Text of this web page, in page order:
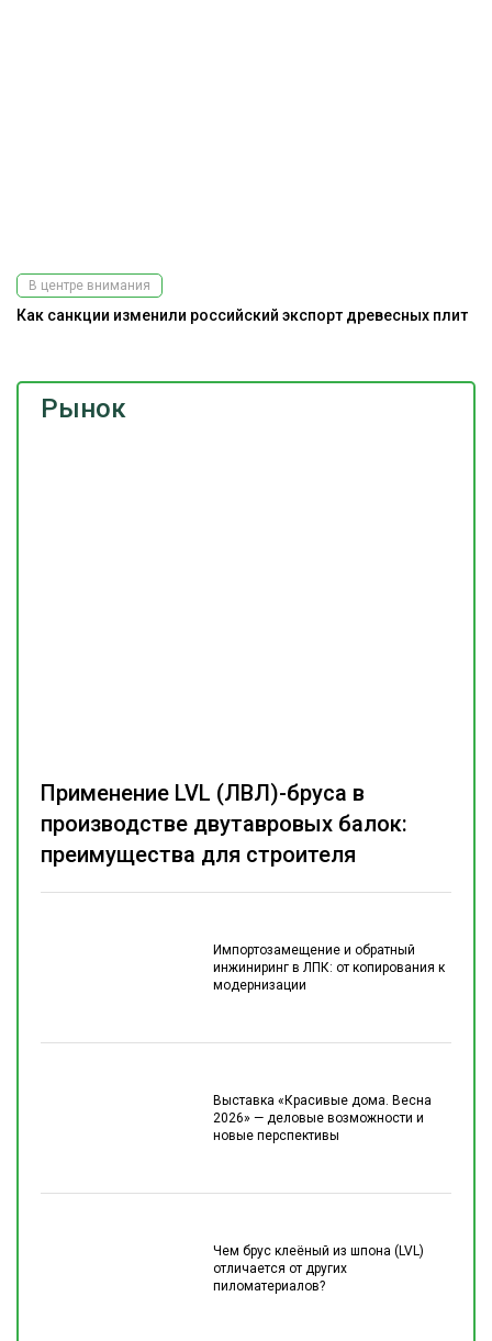
Рынок
Импортозамещение и обратный
инжиниринг в ЛПК: от копирования к
модернизации
Выставка «Красивые дома. Весна
2026» — деловые возможности и
новые перспективы
Чем брус клеёный из шпона (LVL)
отличается от других
пиломатериалов?
Применение LVL (ЛВЛ)-бруса в
производстве двутавровых балок:
преимущества для строителя
В центре внимания
Как санкции изменили российский экспорт древесных плит